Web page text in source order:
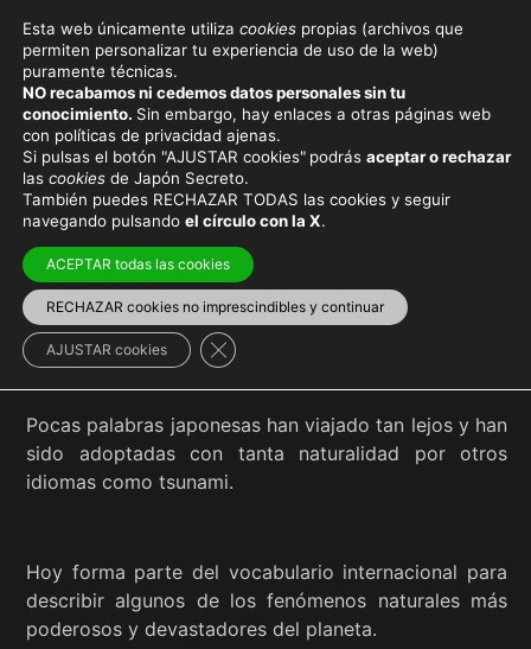
TSUNAMI
Viaja con el mejor seguro y
Viajar a Japón > Peligros y recomendaciones
Pocas palabras japonesas han viajado tan lejos y han
sido adoptadas con tanta naturalidad por otros
idiomas como tsunami.
Hoy forma parte del vocabulario internacional para
describir algunos de los fenómenos naturales más
poderosos y devastadores del planeta.
Esta web únicamente utiliza cookies propias (archivos que
permiten personalizar tu experiencia de uso de la web)
puramente técnicas.
NO recabamos ni cedemos datos personales sin tu
conocimiento. Sin embargo, hay enlaces a otras páginas web
con políticas de privacidad ajenas.
Si pulsas el botón "AJUSTAR cookies" podrás aceptar o rechazar
las cookies de Japón Secreto.
También puedes RECHAZAR TODAS las cookies y seguir
navegando pulsando el círculo con la X.
ACEPTAR todas las cookies
RECHAZAR cookies no imprescindibles y continuar
AJUSTAR cookies Cerrar el banner de cookies RGPD